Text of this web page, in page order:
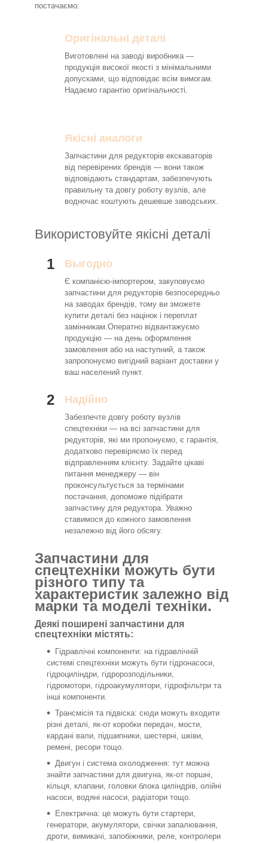
постачаємо:
Оригінальні деталі
Виготовлені на заводі виробника —
продукція високої якості з мінімальними
допусками, що відповідає всім вимогам.
Надаємо гарантію оригінальності.
Якісні аналоги
Запчастини для редукторів екскаваторів
від перевірених брендів — вони також
відповідають стандартам, забезпечують
правильну та довгу роботу вузлів, але
водночас коштують дешевше заводських.
Використовуйте якісні деталі
1 Выгодно
Є компанією-імпортером, закуповуємо
запчастини для редукторів безпосередньо
на заводах брендів, тому ви зможете
купити деталі без націнок і переплат
замінникам.Оператно відвантажуємо
продукцію — на день оформлення
замовлення або на наступний, а також
запропонуємо вигідний варіант доставки у
ваш населений пункт.
2 Надійно
Забезпечте довгу роботу вузлів
спецтехніки — на всі запчастини для
редукторів, які ми пропонуємо, є гарантія,
додатково перевіряємо їх перед
відправленням клієнту. Задайте цікаві
питання менеджеру — він
проконсультується за термінами
постачання, допоможе підібрати
запчастину для редуктора. Уважно
ставимося до кожного замовлення
незалежно від його обсягу.
Запчастини для
спецтехніки можуть бути
різного типу та
характеристик залежно від
марки та моделі техніки.
Деякі поширені запчастини для
спецтехніки містять:
Гідравлічні компоненти: на гідравлічній
системі спецтехніки можуть бути гідронасоси,
гідроциліндри, гідророзподільники,
гідромотори, гідроакумулятори, гідрофільтри та
інші компоненти.
Трансмісія та підвіска: сюди можуть входити
різні деталі, як-от коробки передач, мости,
кардані вали, підшипники, шестерні, шківи,
ремені, ресори тощо.
Двигун і система охолодження: тут можна
знайти запчастини для двигуна, як-от поршні,
кільця, клапани, головки блока циліндрів, олійні
насоси, водяні насоси, радіатори тощо.
Електрична: це можуть бути стартери,
генератори, акумулятори, свічки запалювання,
дроти, вимикачі, запобіжники, реле, контролери